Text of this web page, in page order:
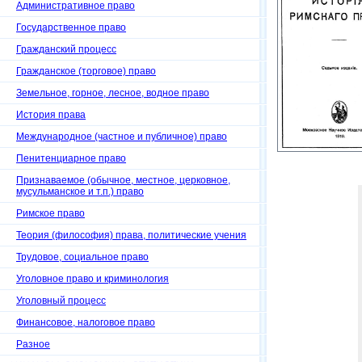
Административное право
Государственное право
Гражданский процесс
Гражданское (торговое) право
Земельное, горное, лесное, водное право
История права
Международное (частное и публичное) право
Пенитенциарное право
Признаваемое (обычное, местное, церковное,
мусульманское и т.п.) право
Римское право
Теория (философия) права, политические учения
Трудовое, социальное право
Уголовное право и криминология
Уголовный процесс
Финансовое, налоговое право
Разное